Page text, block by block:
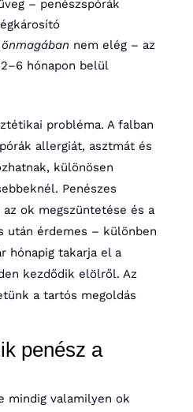
– penészspórák
önmagában nem elég – az
hónapon belül
probléma. A falban
allergiát, asztmát és
különösen
Penészes
ok megszüntetése és a
után érdemes – különben
hónapig takarja el a
kezdődik elölről. Az
a tartós megoldás
penész a
mindig valamilyen ok